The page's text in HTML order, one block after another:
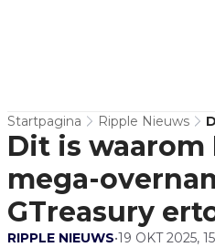
Startpagina Ripple Nieuws
Dit is waarom
mega-
GTreasury
RIPPLE NIEUWS•19 OKT 2025,